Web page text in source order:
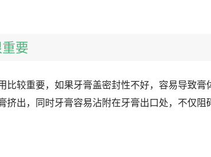
要
比较重要，如果牙膏盖密封性不好，容易导致膏
挤出，同时牙膏容易沾附在牙膏出口处，不仅阻